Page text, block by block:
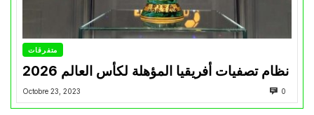
متفرقات
نظام تصفيات أفريقيا المؤهلة لكأس العالم 2026
Octobre 23, 2023 0